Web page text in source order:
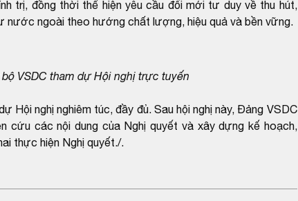
trị, đồng thời thể hiện yêu cầu đổi mới tư duy về thu hút,
nước ngoài theo hướng chất lượng, hiệu quả và bền vững.
VSDC tham dự Hội nghị trực tuyến
nghị nghiêm túc, đầy đủ. Sau hội nghị này, Đảng VSDC
các nội dung của Nghị quyết và xây dựng kế hoạch,
thực hiện Nghị quyết./.